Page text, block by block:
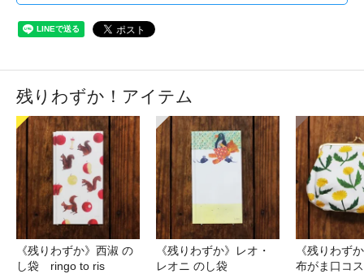
残りわずか！アイテム
《残りわずか》西淑 の
し袋 ringo to ris
《残りわずか》レオ・
レオニ のし袋
《残りわず
布がま口コ